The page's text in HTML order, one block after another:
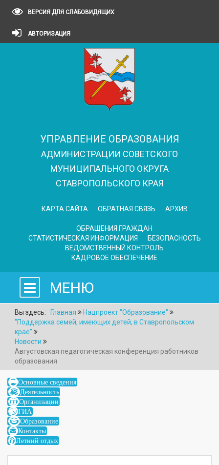
ВЕРСИЯ ДЛЯ СЛАБОВИДЯЩИХ
АВТОРИЗАЦИЯ
УПРАВЛЕНИЕ ОБРАЗОВАНИЯ
АДМИНИСТРАЦИИ СОВЕТСКОГО
МУНИЦИПАЛЬНОГО ОКРУГА
СТАВРОПОЛЬСКОГО КРАЯ
КАРТА САЙТА ОБРАТНАЯ СВЯЗЬ АРХИВ
ОБРАЩЕНИЯ ГРАЖДАН
СТАТИСТИЧЕСКАЯ ИНФОРМАЦИЯ
БЕЗОПАСНОСТЬ
ВЕДОМСТВЕННЫЙ КОНТРОЛЬ
КАДРОВОЕ ОБЕСПЕЧЕНИЕ
МЕНЮ
Вы здесь: Главная
Нацпроект "Образование"
"Поддержка семей, имеющих детей, в Ставропольском
крае"
Новости
Августовская педагогическая конференция работников
образования
Основные сведения
Деятельность
Организации
ГИА
Образование
Контакты
Летний отдых